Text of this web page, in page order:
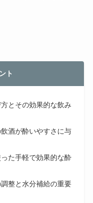
ト
とその効果的な飲み
酒が酔いやすさに与
た手軽で効果的な酔
整と水分補給の重要